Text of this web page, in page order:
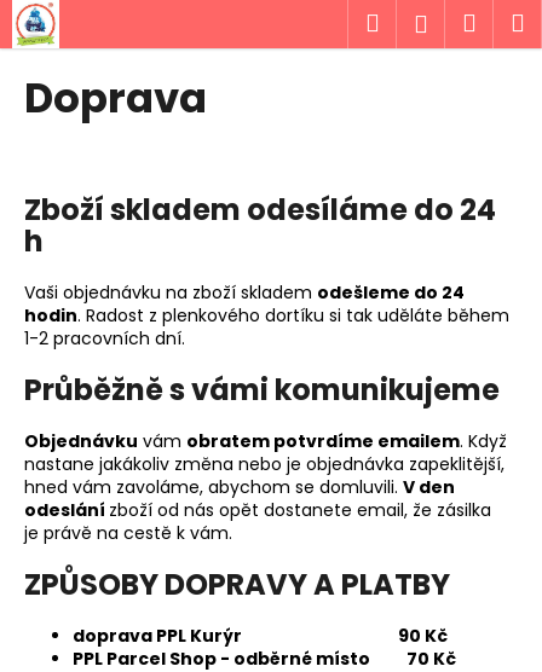
Přejít
na
obsah
Hledat
Doprava
Zboží skladem odesíláme do 24
h
Vaši objednávku na zboží skladem odešleme do 24
hodin. Radost z plenkového dortíku si tak uděláte během
1-2 pracovních dní.
Průběžně s vámi komunikujeme
Objednávku vám obratem potvrdíme emailem. Když
nastane jakákoliv změna nebo je objednávka zapeklitější,
hned vám zavoláme, abychom se domluvili. V den
odeslání zboží od nás opět dostanete email, že zásilka
je právě na cestě k vám.
ZPŮSOBY DOPRAVY A PLATBY
doprava PPL Kurýr 90 Kč
PPL Parcel Shop - odběrné místo 70 Kč
K
o
p
o
t
ř
e
b
u
e
t
e
n
a
j